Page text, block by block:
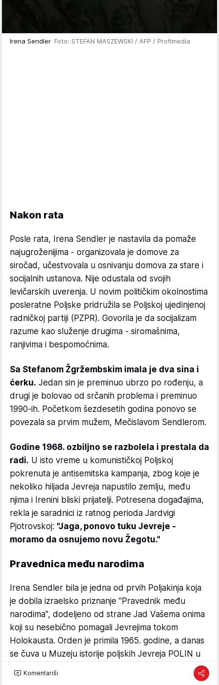
Irena Sendler Foto: STEFAN MASZEWSKI / AFP / Profimedia
Nakon rata
Posle rata, Irena Sendler je nastavila da pomaže
najugroženijima - organizovala je domove za
siročad, učestvovala u osnivanju domova za stare i
socijalnih ustanova. Nije odustala od svojih
levičarskih uverenja. U novim političkim okolnostima
posleratne Poljske pridružila se Poljskoj ujedinjenoj
radničkoj partiji (PZPR). Govorila je da socijalizam
razume kao služenje drugima - siromašnima,
ranjivima i bespomoćnima.
Sa Stefanom Žgržembskim imala je dva sina i
ćerku. Jedan sin je preminuo ubrzo po rođenju, a
drugi je bolovao od srčanih problema i preminuo
1990-ih. Početkom šezdesetih godina ponovo se
povezala sa prvim mužem, Mečislavom Sendlerom.
Godine 1968. ozbiljno se razbolela i prestala da
radi. U isto vreme u komunističkoj Poljskoj
pokrenuta je antisemitska kampanja, zbog koje je
nekoliko hiljada Jevreja napustilo zemlju, među
njima i Irenini bliski prijatelji. Potresena događajima,
rekla je saradnici iz ratnog perioda Jardvigi
Pjotrovskoj: "Jaga, ponovo tuku Jevreje -
moramo da osnujemo novu Žegotu."
Pravednica među narodima
Irena Sendler bila je jedna od prvih Poljakinja koja
je dobila izraelsko priznanje "Pravednik među
narodima", dodeljeno od strane Jad Vašema onima
koji su nesebično pomagali Jevrejima tokom
Holokausta. Orden je primila 1965. godine, a danas
se čuva u Muzeju istorije poljskih Jevreja POLIN u
Komentariši